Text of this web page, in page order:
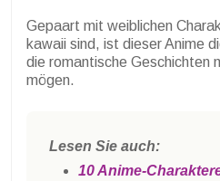
Gepaart mit weiblichen
kawaii sind, ist dieser Anime
die romantische Geschichten
mögen.
Lesen Sie auch:
10 Anime-